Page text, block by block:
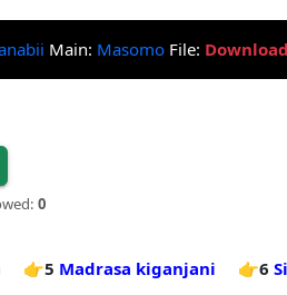
Main: MasomoFile:
0
👉5 Madrasa kiganjani 👉6